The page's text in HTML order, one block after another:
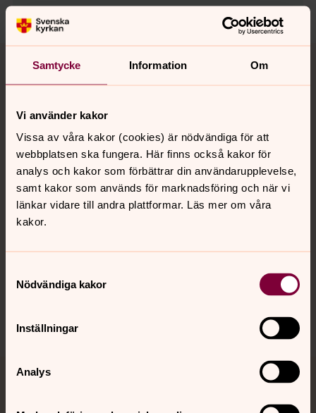
Samtycke Information Om
Vi använder kakor
Vissa av våra kakor (cookies) är nödvändiga för att
webbplatsen ska fungera. Här finns också kakor för
analys och kakor som förbättrar din användarupplevelse,
samt kakor som används för marknadsföring och när vi
länkar vidare till andra plattformar. Läs mer om våra
kakor.
Nödvändiga kakor
Inställningar
Analys
Tillbaka till toppen
Tillbaka till innehållet
Kontakt
Kalender
Hitta snabbt
Sociala kanaler